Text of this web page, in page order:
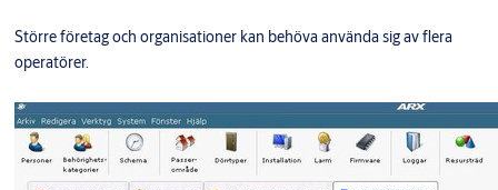
Större företag och organisationer kan behöva använda sig av flera
operatörer.